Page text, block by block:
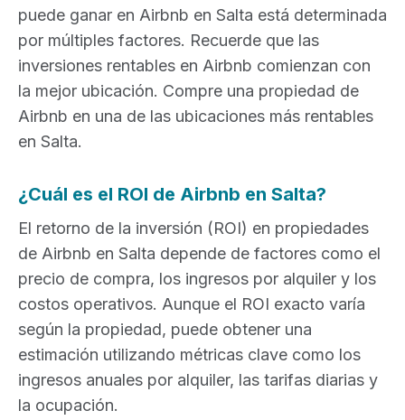
puede ganar en Airbnb en Salta está determinada
por múltiples factores. Recuerde que las
inversiones rentables en Airbnb comienzan con
la mejor ubicación. Compre una propiedad de
Airbnb en una de las ubicaciones más rentables
en Salta.
¿Cuál es el ROI de Airbnb en Salta?
El retorno de la inversión (ROI) en propiedades
de Airbnb en Salta depende de factores como el
precio de compra, los ingresos por alquiler y los
costos operativos. Aunque el ROI exacto varía
según la propiedad, puede obtener una
estimación utilizando métricas clave como los
ingresos anuales por alquiler, las tarifas diarias y
la ocupación.